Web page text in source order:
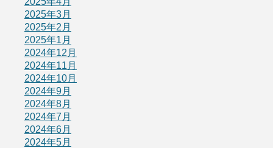
2025年3月
2025年2月
2025年1月
2024年12月
2024年11月
2024年10月
2024年9月
2024年8月
2024年7月
2024年6月
2024年5月